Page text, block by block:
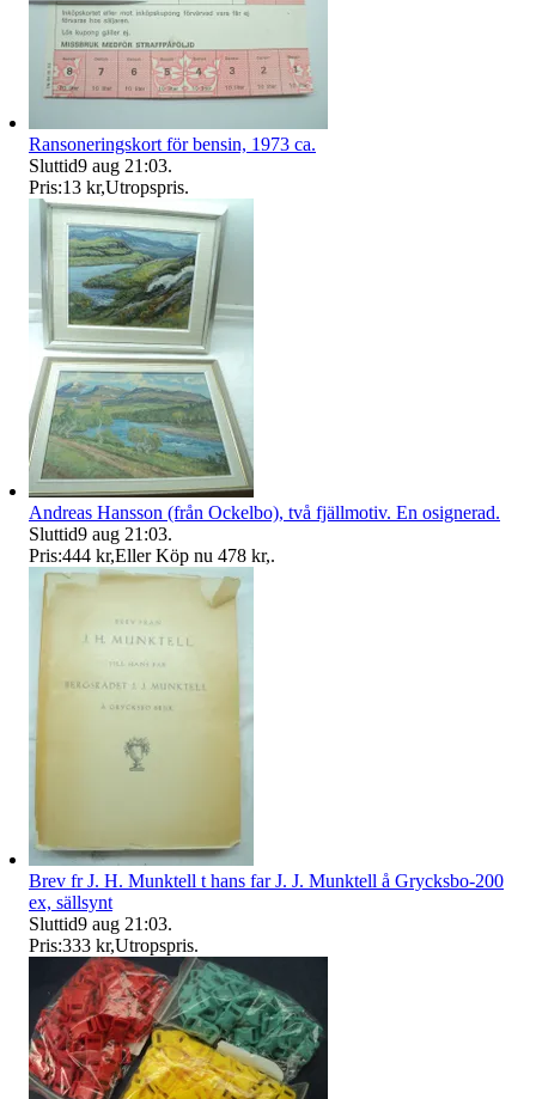
Ransoneringskort för bensin, 1973 ca.
Sluttid9 aug 21:03.
Pris:13 kr,Utropspris.
Andreas Hansson (från Ockelbo), två fjällmotiv. En osignerad.
Sluttid9 aug 21:03.
Pris:444 kr,Eller Köp nu 478 kr,.
Brev fr J. H. Munktell t hans far J. J. Munktell å Grycksbo-200
ex, sällsynt
Sluttid9 aug 21:03.
Pris:333 kr,Utropspris.